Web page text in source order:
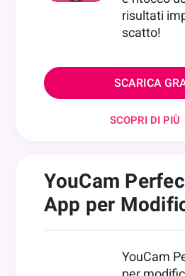
risultati
scatto!
SCARICA
SCOPRI DI PIÙ
YouCam
App per
YouCam